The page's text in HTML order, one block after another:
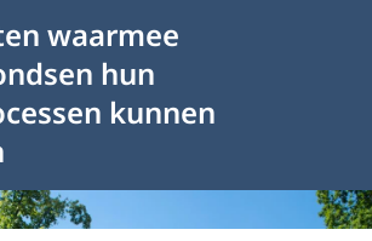
waarmee
hun
kunnen